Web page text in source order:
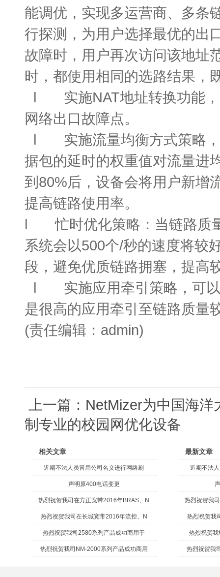
能调优，实现多运营商、多条
行探测，为用户选择最优的出
故障时，用户再次访问该地址
时，都使用相同的选路结果，
l 实施NAT地址转换功能，
网络出口故障点。
l 实施流量均衡方式策略，
据包的延时的权重值对流量进
到80%后，设备会将用户新增
提高链路使用率。
l 忙时优化策略：当链路质
系统会以500个/秒的速度将较
段，避免优质链路拥塞，提高
l 实施应用牵引策略，可以
是很高的应用牵引至链路质
(责任编辑：admin)
上一篇： NetMizer为中国海洋
制专业的校园网优化设备
相关文章
近期不法人员冒用公司名义进行网络刷
声明原400电话变更
热烈祝贺我司在方正宽带2016年BRAS、N
热烈祝贺我司在长城宽带2016年流控、N
热烈祝贺我司2580系列产品成功商用于
热烈祝贺我司NM-2000系列产品成功商用
最新文章
近期不法
热烈祝贺我
热烈祝贺我
热烈祝贺
热烈祝贺我